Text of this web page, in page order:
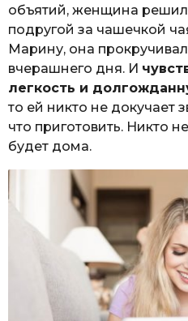
объятий, женщина
подругой за чашечкой
Марину, она
вчерашнего дня. И
легкость и
то ей никто не докучает
что приготовить. Никто
будет дома.